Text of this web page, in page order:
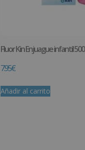
Fluor Kin Enjuague infantil 500
7.95€
Añadir al carrito